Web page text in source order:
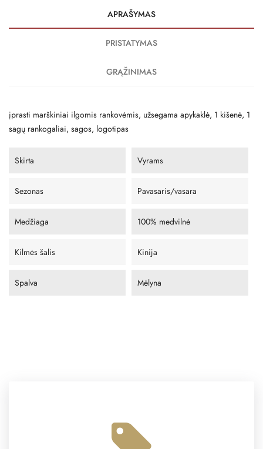
APRAŠYMAS
PRISTATYMAS
GRĄŽINIMAS
įprasti marškiniai ilgomis rankovėmis, užsegama apykaklė, 1 kišenė, 1
sagų rankogaliai, sagos, logotipas
Skirta Vyrams
Sezonas Pavasaris/vasara
Medžiaga 100% medvilnė
Kilmės šalis Kinija
Spalva Mėlyna